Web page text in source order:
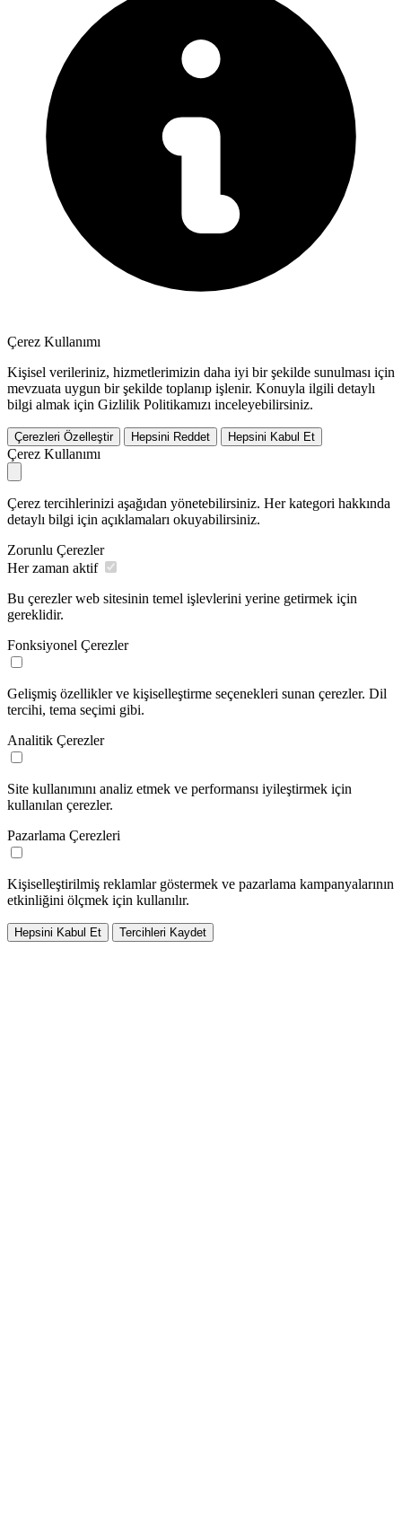
Çerez Kullanımı
Kişisel verileriniz, hizmetlerimizin daha iyi bir şekilde sunulması için
mevzuata uygun bir şekilde toplanıp işlenir. Konuyla ilgili detaylı
bilgi almak için Gizlilik Politikamızı inceleyebilirsiniz.
Çerezleri Özelleştir Hepsini Reddet Hepsini Kabul Et
Çerez Kullanımı
Çerez tercihlerinizi aşağıdan yönetebilirsiniz. Her kategori hakkında
detaylı bilgi için açıklamaları okuyabilirsiniz.
Zorunlu Çerezler
Her zaman aktif
Bu çerezler web sitesinin temel işlevlerini yerine getirmek için
gereklidir.
Fonksiyonel Çerezler
Gelişmiş özellikler ve kişiselleştirme seçenekleri sunan çerezler. Dil
tercihi, tema seçimi gibi.
Analitik Çerezler
Site kullanımını analiz etmek ve performansı iyileştirmek için
kullanılan çerezler.
Pazarlama Çerezleri
Kişiselleştirilmiş reklamlar göstermek ve pazarlama kampanyalarının
etkinliğini ölçmek için kullanılır.
Hepsini Kabul Et Tercihleri Kaydet